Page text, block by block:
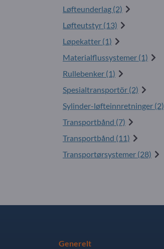
Løfteunderlag (2)
Løfteutstyr (13)
Løpekatter (1)
Materialflussystemer (1)
Rullebenker (1)
Spesialtransportör (2)
Sylinder-løfteinnretninger (2)
Transportbånd (7)
Transportbånd (11)
Transportørsystemer (28)
Generelt